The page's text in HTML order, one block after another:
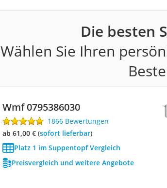
Die besten
Wählen Sie Ihren
Wmf 0795386030
1866 Bewertungen
ab 61,00 €( Sofort lieferbar)
Platz 1 im Suppentopf Vergleich
Preisvergleich und weitere Angebote